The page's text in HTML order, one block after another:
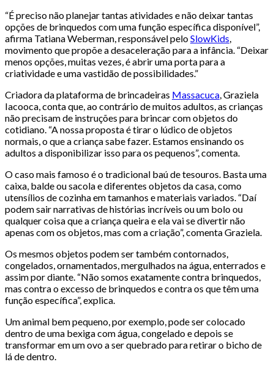
“É preciso não planejar tantas atividades e não deixar tantas
opções de brinquedos com uma função específica disponível”,
afirma Tatiana Weberman, responsável peloSlowKids,
movimento que propõe a desaceleração para a infância. “Deixar
menos opções, muitas vezes, é abrir uma porta para a
criatividade e uma vastidão de possibilidades.”
Criadora da plataforma de brincadeiras Massacuca, Graziela
Iacooca, conta que, ao contrário de muitos adultos, as crianças
não precisam de instruções para brincar com objetos do
cotidiano. “A nossa proposta é tirar o lúdico de objetos
normais, o que a criança sabe fazer. Estamos ensinando os
adultos a disponibilizar isso para os pequenos”, comenta.
O caso mais famoso é o tradicional baú de tesouros. Basta uma
caixa, balde ou sacola e diferentes objetos da casa, como
utensílios de cozinha em tamanhos e materiais variados. “Daí
podem sair narrativas de histórias incríveis ou um bolo ou
qualquer coisa que a criança queira e ela vai se divertir não
apenas com os objetos, mas com a criação”, comenta Graziela.
Os mesmos objetos podem ser também contornados,
congelados, ornamentados, mergulhados na água, enterrados e
assim por diante. “Não somos exatamente contra brinquedos,
mas contra o excesso de brinquedos e contra os que têm uma
função específica”, explica.
Um animal bem pequeno, por exemplo, pode ser colocado
dentro de uma bexiga com água, congelado e depois se
transformar em um ovo a ser quebrado para retirar o bicho de
lá de dentro.